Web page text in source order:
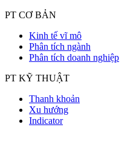
PT CƠ BẢN
Kinh tế vĩ mô
Phân tích ngành
Phân tích doanh nghiệp
PT KỸ THUẬT
Thanh khoản
Xu hướng
Indicator